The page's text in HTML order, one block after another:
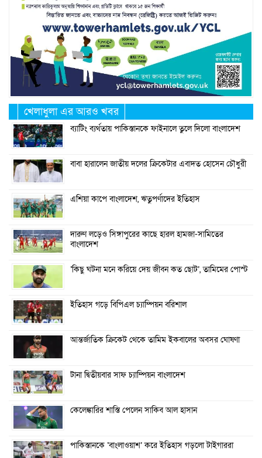
খেলাধুলা এর আরও খবর
ব্যাটিং ব্যর্থতায় পাকিস্তানকে ফাইনালে তুলে দিলো বাংলাদেশ
বাবা হারালেন জাতীয় দলের ক্রিকেটার এবাদত হোসেন চৌধুরী
এশিয়া কাপে বাংলাদেশ, ঋতুপর্ণাদের ইতিহাস
দারুণ লড়েও সিঙ্গাপুরের কাছে হারল হামজা-সামিতের
বাংলাদেশ
‘কিছু ঘটনা মনে করিয়ে দেয় জীবন কত ছোট’, তামিমের পোস্ট
ইতিহাস গড়ে বিপিএল চ্যাম্পিয়ন বরিশাল
আন্তর্জাতিক ক্রিকেট থেকে তামিম ইকবালের অবসর ঘোষণা
টানা দ্বিতীয়বার সাফ চ্যাম্পিয়ন বাংলাদেশ
কেলেঙ্কারির শাস্তি পেলেন সাকিব আল হাসান
পাকিস্তানকে ‘বাংলাওয়াশ’ করে ইতিহাস গড়লো টাইগাররা